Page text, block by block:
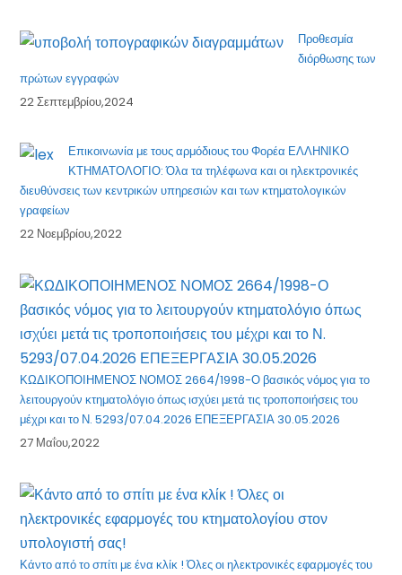
Προθεσμία
διόρθωσης των
πρώτων εγγραφών
22 Σεπτεμβρίου,2024
Επικοινωνία με τους αρμόδιους του Φορέα ΕΛΛΗΝΙΚΟ
ΚΤΗΜΑΤΟΛΟΓΙΟ: Όλα τα τηλέφωνα και οι ηλεκτρονικές
διευθύνσεις των κεντρικών υπηρεσιών και των κτηματολογικών
γραφείων
22 Νοεμβρίου,2022
ΚΩΔΙΚΟΠΟΙΗΜΕΝΟΣ ΝΟΜΟΣ 2664/1998-Ο βασικός νόμος για το
λειτουργούν κτηματολόγιο όπως ισχύει μετά τις τροποποιήσεις του
μέχρι και το Ν. 5293/07.04.2026 ΕΠΕΞΕΡΓΑΣΙΑ 30.05.2026
27 Μαΐου,2022
Κάντο από το σπίτι με ένα κλίκ ! Όλες οι ηλεκτρονικές εφαρμογές του